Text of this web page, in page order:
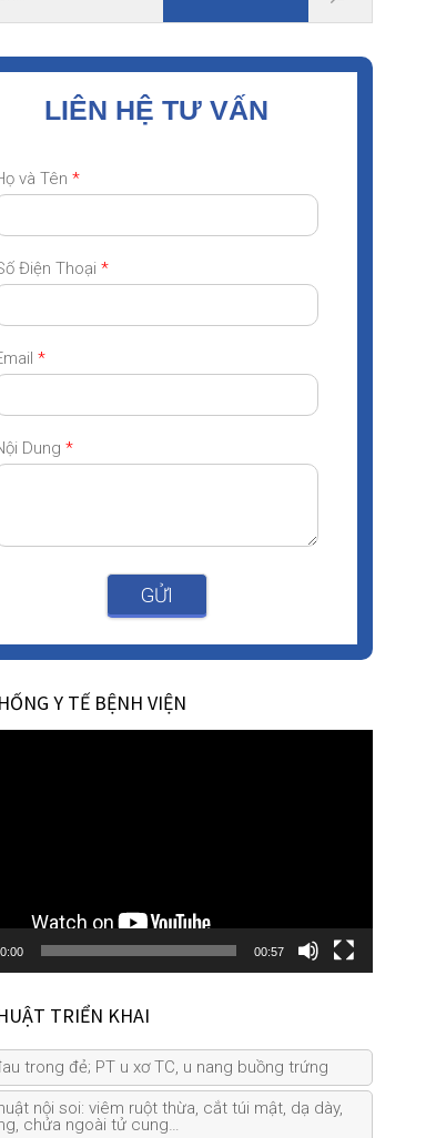
LIÊN HỆ TƯ VẤN
và Tên *
Điện Thoại *
*
Dung *
GỬI
Y TẾ BỆNH VIỆN
00:57
TRIỂN KHAI
trong đẻ; PT u xơ TC, u nang buồng trứng
nội soi: viêm ruột thừa, cắt túi mật, dạ dày,
chửa ngoài tử cung…